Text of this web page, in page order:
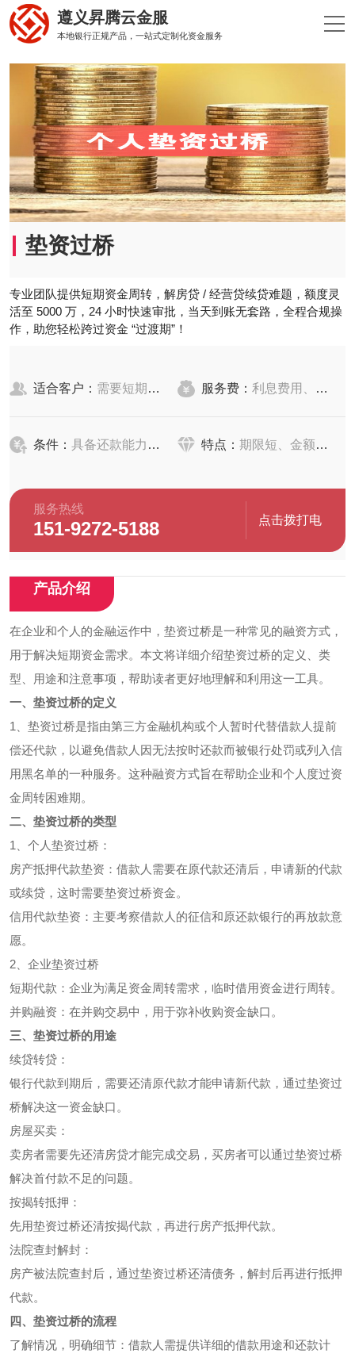
遵义昇腾云金服
本地银行正规产品，一站式定制化资金服务
垫资过桥
专业团队提供短期资金周转，解房贷 / 经营贷续贷难题，额度灵
活至 5000 万，24 小时快速审批，当天到账无套路，全程合规操
作，助您轻松跨过资金 “过渡期”！
适合客户： 需要短期资金周转的个人或企业 服务费： 利息费用、手续费、评估费、公证费、差旅费等
条件： 具备还款能力、提供相关的业务证明材料 特点： 期限短、金额较高、资金到位快
服务热线
151-9272-5188 点击拨打电
产品介绍
在企业和个人的金融运作中，垫资过桥是一种常见的融资方式，
用于解决短期资金需求。本文将详细介绍垫资过桥的定义、类
型、用途和注意事项，帮助读者更好地理解和利用这一工具。
一、垫资过桥的定义
1、垫资过桥是指由第三方金融机构或个人暂时代替借款人提前
偿还代款，以避免借款人因无法按时还款而被银行处罚或列入信
用黑名单的一种服务。这种融资方式旨在帮助企业和个人度过资
金周转困难期。
二、垫资过桥的类型
1、个人垫资过桥：
房产抵押代款垫资：借款人需要在原代款还清后，申请新的代款
或续贷，这时需要垫资过桥资金。
信用代款垫资：主要考察借款人的征信和原还款银行的再放款意
愿。
2、企业垫资过桥
短期代款：企业为满足资金周转需求，临时借用资金进行周转。
并购融资：在并购交易中，用于弥补收购资金缺口。
三、垫资过桥的用途
续贷转贷：
银行代款到期后，需要还清原代款才能申请新代款，通过垫资过
桥解决这一资金缺口。
房屋买卖：
卖房者需要先还清房贷才能完成交易，买房者可以通过垫资过桥
解决首付款不足的问题。
按揭转抵押：
先用垫资过桥还清按揭代款，再进行房产抵押代款。
法院查封解封：
房产被法院查封后，通过垫资过桥还清债务，解封后再进行抵押
代款。
四、垫资过桥的流程
了解情况，明确细节：借款人需提供详细的借款用途和还款计